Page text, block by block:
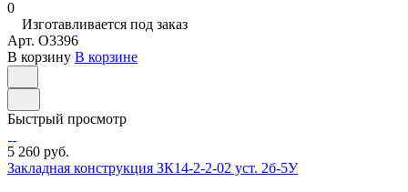
0
Изготавливается под заказ
Арт. O3396
В корзину В корзине
Быстрый просмотр
5 260 руб.
Закладная конструкция ЗК14-2-2-02 уст. 2б-5У